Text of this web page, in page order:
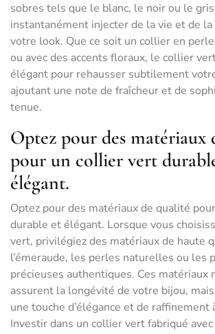
sobres tels que le blanc, le noir ou le
instantanément injecter de la vie et de
votre look. Que ce soit un collier en
ou avec des accents floraux, le collier
élégant pour rehausser subtilement
ajoutant une note de fraîcheur et de
tenue.
Optez pour des matériaux
pour un collier vert
élégant.
Optez pour des matériaux de qualité
durable et élégant. Lorsque vous
vert, privilégiez des matériaux de haute
l’émeraude, les perles naturelles ou les
précieuses authentiques. Ces matériaux
assurent la longévité de votre bijou,
une touche d’élégance et de raffinement
Investir dans un collier vert fabriqué